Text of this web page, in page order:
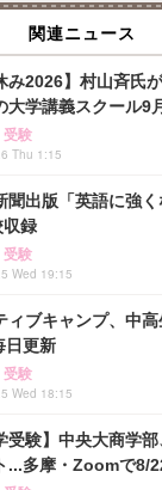
関連ニュース
み2026】村山斉氏
大学講義スクール9
験
Thu 1:15
聞出版「英語に強く
録
験
Wed 19:15
ィブキャンプ、中
日更新
験
Wed 18:15
受験】中央大商学
...多摩・Zoomで8/